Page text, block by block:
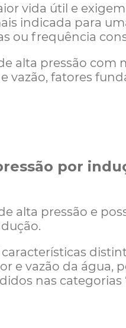
vida útil e
indicada para
ou frequência
alta pressão com
vazão, fatores
por
alta pressão e
e vazão da água,
nas categorias